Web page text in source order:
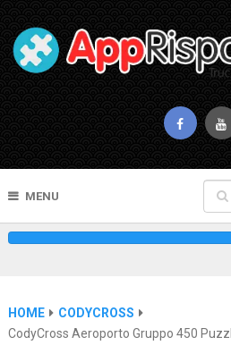
MENU
HOME
CODYCROSS
CodyCross Aeroporto Gruppo 450